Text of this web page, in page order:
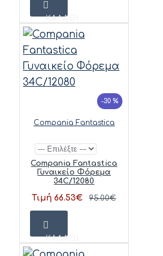
ΚΑΛΆΘΙ
-30 %
Compania Fantastica
Compania Fantastica
Γυναικείο Φόρεμα
34C/12080
Τιμή 66.53€ 95.00€
ΚΑΛΆΘΙ